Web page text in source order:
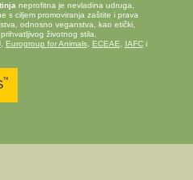
neprofitna je nevladina udruga,
s ciljem promoviranja zaštite i prava
odnosno veganstva, kao etički,
životnog stila.
, Eurogroup for Animals, ECEAE IAFCi